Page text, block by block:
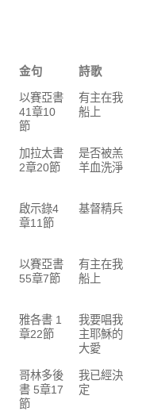
金句 詩歌
以賽亞書
41章10
節
有主在我
船上
加拉太書
2章20節
是否被羔
羊血洗淨
啟示錄4
章11節
基督精兵
以賽亞書
55章7節
有主在我
船上
雅各書 1
章22節
我要唱我
主耶穌的
大愛
哥林多後
書 5章17
節
我已經決
定